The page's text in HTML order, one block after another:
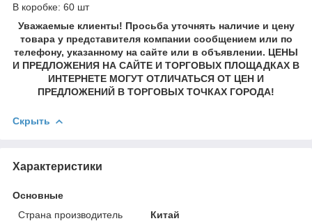
В коробке: 60 шт
Уважаемые клиенты! Просьба уточнять наличие и цену
товара у представителя компании сообщением или по
телефону, указанному на сайте или в объявлении. ЦЕНЫ
И ПРЕДЛОЖЕНИЯ НА САЙТЕ И ТОРГОВЫХ ПЛОЩАДКАХ В
ИНТЕРНЕТЕ МОГУТ ОТЛИЧАТЬСЯ ОТ ЦЕН И
ПРЕДЛОЖЕНИЙ В ТОРГОВЫХ ТОЧКАХ ГОРОДА!
Скрыть
Характеристики
Основные
Страна производитель
Китай